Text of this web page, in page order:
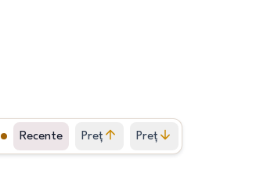
Recente Preț
crescător
Preț
descrescător